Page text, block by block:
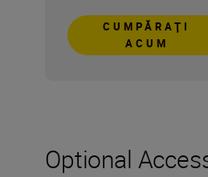
CUMPĂRAŢI
ACUM
Optional